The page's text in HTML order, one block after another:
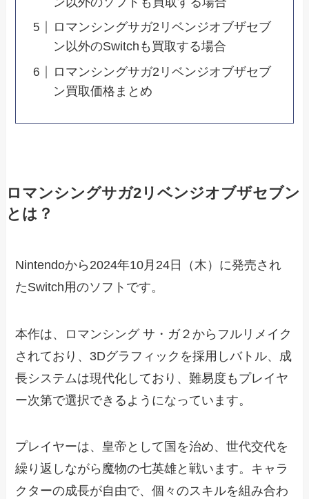
ロマンシングサガ2リベンジオブザセブ
ン以外のSwitchも買取する場合
ロマンシングサガ2リベンジオブザセブ
ン買取価格まとめ
ロマンシングサガ2リベンジオブザセブン
とは？
Nintendoから2024年10月24日（木）に発売され
たSwitch用のソフトです。
本作は、ロマンシング サ・ガ２からフルリメイク
されており、3Dグラフィックを採用しバトル、成
長システムは現代化しており、難易度もプレイヤ
ー次第で選択できるようになっています。
プレイヤーは、皇帝として国を治め、世代交代を
繰り返しながら魔物の七英雄と戦います。キャラ
クターの成長が自由で、個々のスキルを組み合わ